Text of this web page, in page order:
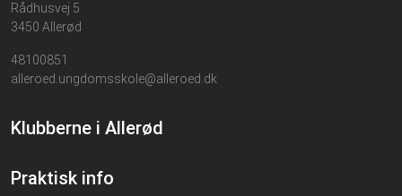
Rådhusvej 5
3450 Allerød
48100851
alleroed.ungdomsskole@alleroed.dk
Klubberne i Allerød
Praktisk info